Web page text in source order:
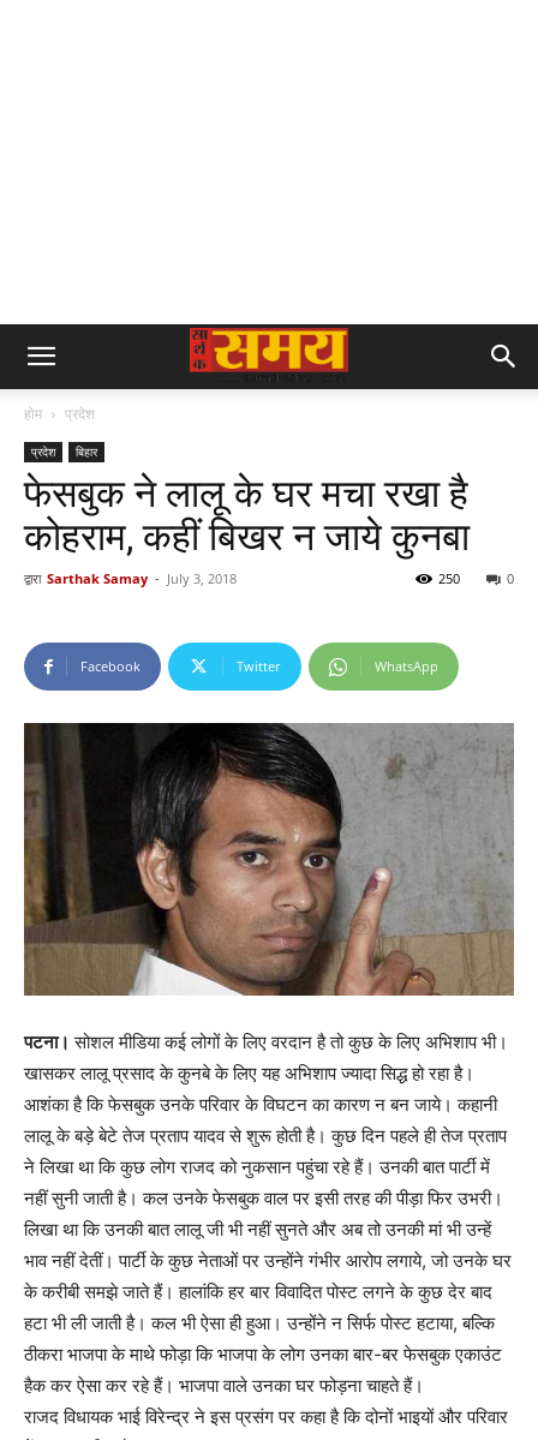
होम प्रदेश
प्रदेश बिहार
फेसबुक ने लालू के घर मचा रखा है
कोहराम, कहीं बिखर न जाये कुनबा
द्वारा Sarthak Samay - July 3, 2018 0
250
Facebook Twitter WhatsApp
पटना। सोशल मीडिया कई लोगों के लिए वरदान है तो कुछ के लिए अभिशाप भी।
खासकर लालू प्रसाद के कुनबे के लिए यह अभिशाप ज्यादा सिद्ध हो रहा है।
आशंका है कि फेसबुक उनके परिवार के विघटन का कारण न बन जाये। कहानी
लालू के बड़े बेटे तेज प्रताप यादव से शुरू होती है। कुछ दिन पहले ही तेज प्रताप
ने लिखा था कि कुछ लोग राजद को नुकसान पहुंचा रहे हैं। उनकी बात पार्टी में
नहीं सुनी जाती है। कल उनके फेसबुक वाल पर इसी तरह की पीड़ा फिर उभरी।
लिखा था कि उनकी बात लालू जी भी नहीं सुनते और अब तो उनकी मां भी उन्हें
भाव नहीं देतीं। पार्टी के कुछ नेताओं पर उन्होंने गंभीर आरोप लगाये, जो उनके घर
के करीबी समझे जाते हैं। हालांकि हर बार विवादित पोस्ट लगने के कुछ देर बाद
हटा भी ली जाती है। कल भी ऐसा ही हुआ। उन्होंने न सिर्फ पोस्ट हटाया, बल्कि
ठीकरा भाजपा के माथे फोड़ा कि भाजपा के लोग उनका बार-बर फेसबुक एकाउंट
हैक कर ऐसा कर रहे हैं। भाजपा वाले उनका घर फोड़ना चाहते हैं।
राजद विधायक भाई विरेन्द्र ने इस प्रसंग पर कहा है कि दोनों भाइयों और परिवार